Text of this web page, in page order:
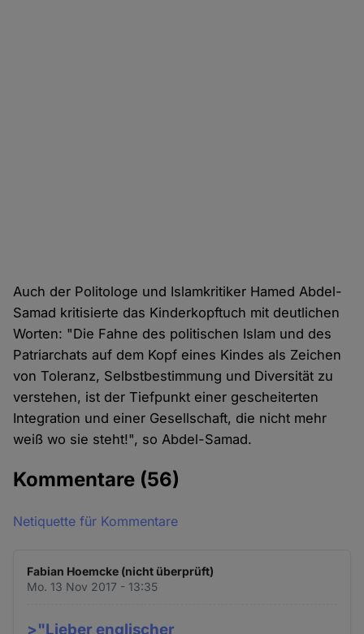
Auch der Politologe und Islamkritiker Hamed Abdel-
Samad kritisierte das Kinderkopftuch mit deutlichen
Worten: "Die Fahne des politischen Islam und des
Patriarchats auf dem Kopf eines Kindes als Zeichen
von Toleranz, Selbstbestimmung und Diversität zu
verstehen, ist der Tiefpunkt einer gescheiterten
Integration und einer Gesellschaft, die nicht mehr
weiß wo sie steht!", so Abdel-Samad.
Kommentare (56)
Netiquette für Kommentare
Fabian Hoemcke (nicht überprüft)
Mo. 13 Nov 2017 - 13:35
>"Lieber englischer